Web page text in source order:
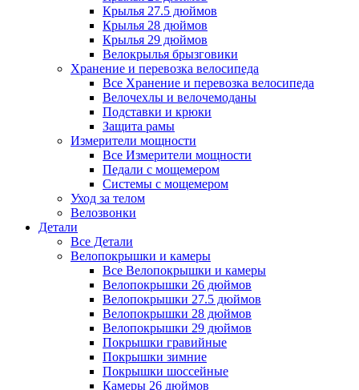
Крылья 27.5 дюймов
Крылья 28 дюймов
Крылья 29 дюймов
Велокрылья брызговики
Хранение и перевозка велосипеда
Все Хранение и перевозка велосипеда
Велочехлы и велочемоданы
Подставки и крюки
Защита рамы
Измерители мощности
Все Измерители мощности
Педали с мощемером
Системы с мощемером
Уход за телом
Велозвонки
Детали
Все Детали
Велопокрышки и камеры
Все Велопокрышки и камеры
Велопокрышки 26 дюймов
Велопокрышки 27.5 дюймов
Велопокрышки 28 дюймов
Велопокрышки 29 дюймов
Покрышки гравийные
Покрышки зимние
Покрышки шоссейные
Камеры 26 дюймов